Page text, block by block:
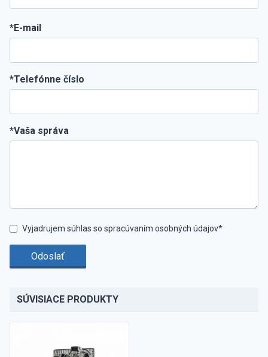
*E-mail
*Telefónne číslo
*Vaša správa
Vyjadrujem súhlas so spracúvaním osobných údajov*
Odoslať
SÚVISIACE PRODUKTY